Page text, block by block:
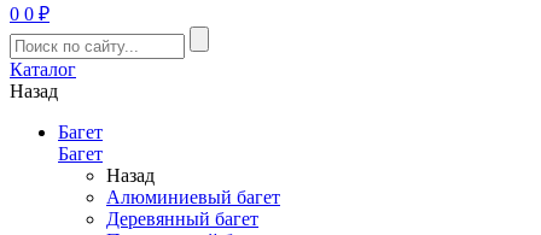
0 0 ₽
Каталог
Назад
Багет
Багет
Назад
Алюминиевый багет
Деревянный багет